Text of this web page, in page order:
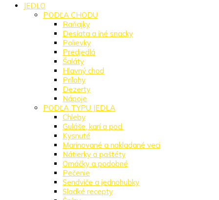
JEDLO
PODĽA CHODU
Raňajky
Desiata a iné snacky
Polievky
Predjedlá
Šaláty
Hlavný chod
Prílohy
Dezerty
Nápoje
PODĽA TYPU JEDLA
Chleby
Guláše, karí a pod.
Kysnuté
Marinované a nakladané veci
Nátierky a paštéty
Omáčky a podobné
Pečenie
Sendviče a jednohubky
Sladké recepty